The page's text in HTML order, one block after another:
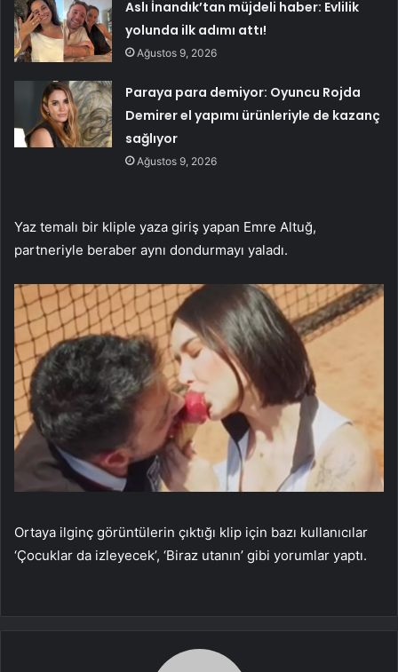
Aslı İnandık’tan müjdeli haber: Evlilik
yolunda ilk adımı attı!
Ağustos 9, 2026
Paraya para demiyor: Oyuncu Rojda
Demirer el yapımı ürünleriyle de kazanç
sağlıyor
Ağustos 9, 2026
Yaz temalı bir kliple yaza giriş yapan Emre Altuğ,
partneriyle beraber aynı dondurmayı yaladı.
Ortaya ilginç görüntülerin çıktığı klip için bazı kullanıcılar
‘Çocuklar da izleyecek’, ‘Biraz utanın’ gibi yorumlar yaptı.